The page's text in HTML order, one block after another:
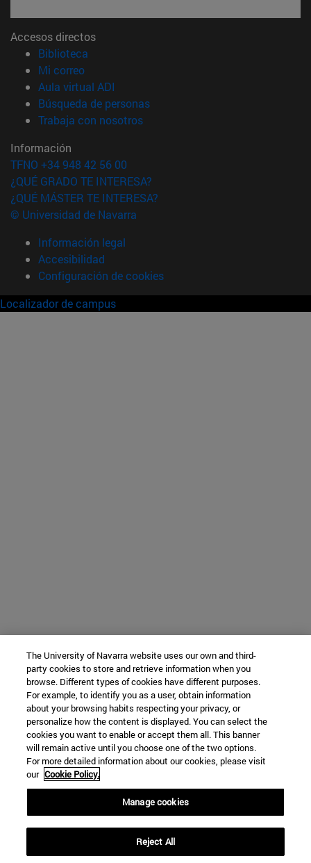
Accesos directos
Biblioteca
Mi correo(abre en nueva ventana)
Aula virtual ADI
Búsqueda de personas(abre en nueva ventana)
Trabaja con nosotros(abre en nueva ventana)
Información
TFNO +34 948 42 56 00
¿QUÉ GRADO TE INTERESA?
¿QUÉ MÁSTER TE INTERESA?
© Universidad de Navarra
Información legal
Accesibilidad
Configuración de cookies
Localizador de campus
The University of Navarra website uses our own and third-
party cookies to store and retrieve information when you
browse. Different types of cookies have different purposes.
For example, to identify you as a user, obtain information
about your browsing habits respecting your privacy, or
personalize how the content is displayed. You can select the
cookies you want to enable or accept them all. This banner
will remain active until you choose one of the two options.
For more detailed information about our cookies, please visit
our Cookie Policy.
Manage cookies
Reject All